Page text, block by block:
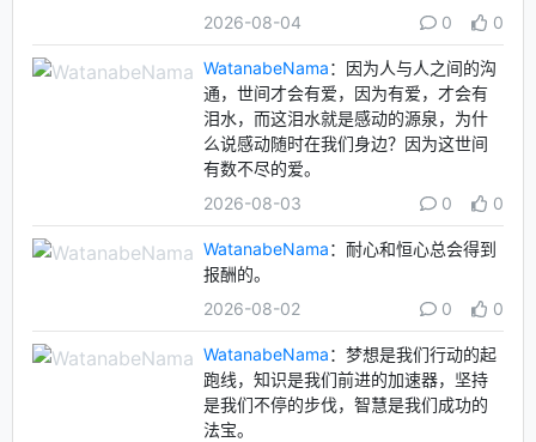
2026-08-04
0 0
WatanabeNama：因为人与人之间的沟
通，世间才会有爱，因为有爱，才会有
泪水，而这泪水就是感动的源泉，为什
么说感动随时在我们身边？因为这世间
有数不尽的爱。
2026-08-03
0 0
WatanabeNama：耐心和恒心总会得到
报酬的。
2026-08-02
0 0
WatanabeNama：梦想是我们行动的起
跑线，知识是我们前进的加速器，坚持
是我们不停的步伐，智慧是我们成功的
法宝。